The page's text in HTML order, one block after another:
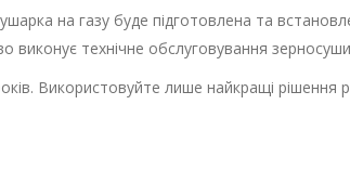
на газу буде підготовлена та
виконує технічне обслуговування
Використовуйте лише найкращі рішення